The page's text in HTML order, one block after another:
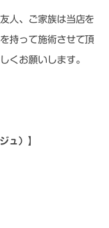
人、ご家族は当店を
持って施術させて頂
くお願いします。
ュ） 】